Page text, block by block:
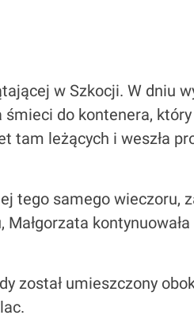
w Szkocji. W dniu
do kontenera,
leżących i weszła
tego samego
kontynuowała
umieszczony